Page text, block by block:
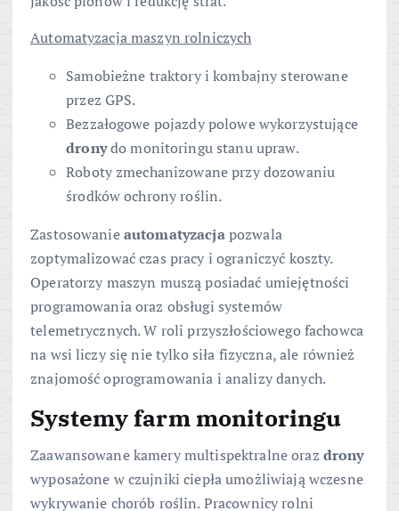
Automatyzacja maszyn rolniczych
Samobieżne traktory i kombajny sterowane
przez GPS.
Bezzałogowe pojazdy polowe wykorzystujące
dronydo monitoringu stanu upraw.
Roboty zmechanizowane przy dozowaniu
środków ochrony roślin.
Zastosowanieautomatyzacjapozwala
zoptymalizować czas pracy i ograniczyć koszty.
Operatorzy maszyn muszą posiadać umiejętności
programowania oraz obsługi systemów
telemetrycznych. W roli przyszłościowego fachowca
na wsi liczy się nie tylko siła fizyczna, ale również
znajomość oprogramowania i analizy danych.
Systemy farm monitoringu
Zaawansowane kamery multispektralne oraz drony
wyposażone w czujniki ciepła umożliwiają wczesne
wykrywanie chorób roślin. Pracownicy rolni